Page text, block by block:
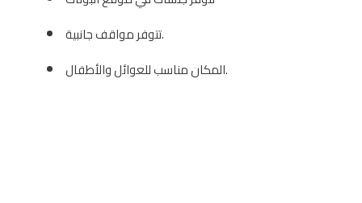
تتوفر مواقف جانبية.
المكان مناسب للعوائل والأطفال.